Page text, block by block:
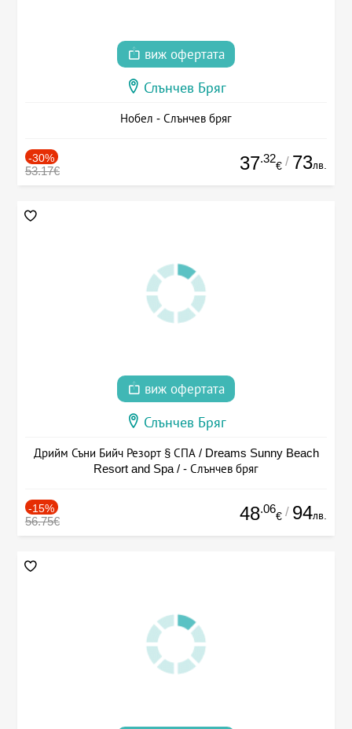
виж офертата
Слънчев Бряг
Нобел - Слънчев бряг
-30%
53.17€ 37.32
€ / 73лв.
виж офертата
Слънчев Бряг
Дрийм Съни Бийч Резорт § СПА / Dreams Sunny Beach
Resort and Spa / - Слънчев бряг
-15%
56.75€ 48.06
€ / 94лв.